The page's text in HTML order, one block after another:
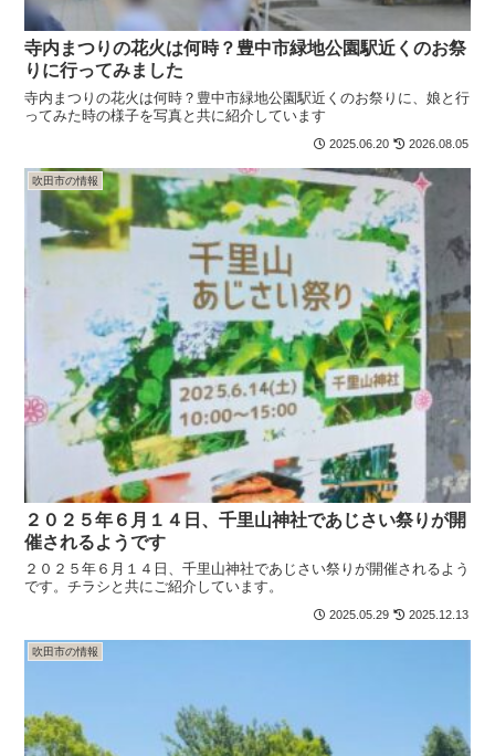
寺内まつりの花火は何時？豊中市緑地公園駅近くのお祭
りに行ってみました
寺内まつりの花火は何時？豊中市緑地公園駅近くのお祭りに、娘と行
ってみた時の様子を写真と共に紹介しています
2025.06.20 2026.08.05
吹田市の情報
２０２５年６月１４日、千里山神社であじさい祭りが開
催されるようです
２０２５年６月１４日、千里山神社であじさい祭りが開催されるよう
です。チラシと共にご紹介しています。
2025.05.29 2025.12.13
吹田市の情報